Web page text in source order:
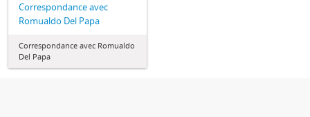
Correspondance avec
Romualdo Del Papa
Correspondance avec Romualdo
Del Papa